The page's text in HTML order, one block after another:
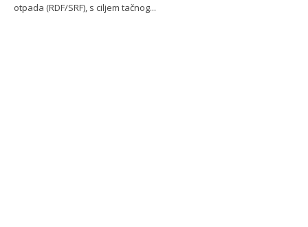
otpada (RDF/SRF), s ciljem tačnog...